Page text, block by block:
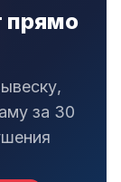
прямо
за 30